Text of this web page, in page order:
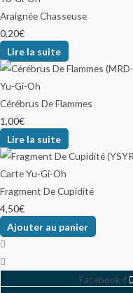
Araignée Chasseuse
0,20€
Lire la suite
Cérébrus De Flammes
1,00€
Lire la suite
Fragment De Cupidité
4,50€
Ajouter au panier
Facebook-f